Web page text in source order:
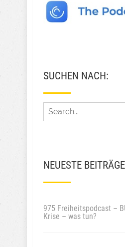
SUCHEN NACH:
NEUESTE BEITRÄGE
975 Freiheitspodcast –
Krise – was tun?